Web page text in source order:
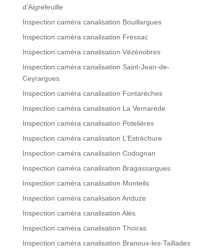
d’Aigrefeuille
Inspection caméra canalisation Bouillargues
Inspection caméra canalisation Fressac
Inspection caméra canalisation Vézénobres
Inspection caméra canalisation Saint-Jean-de-
Ceyrargues
Inspection caméra canalisation Fontarèches
Inspection caméra canalisation La Vernarède
Inspection caméra canalisation Potelières
Inspection caméra canalisation L’Estréchure
Inspection caméra canalisation Codognan
Inspection caméra canalisation Bragassargues
Inspection caméra canalisation Monteils
Inspection caméra canalisation Anduze
Inspection caméra canalisation Alès
Inspection caméra canalisation Thoiras
Inspection caméra canalisation Branoux-les-Taillades